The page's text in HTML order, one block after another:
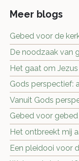
Meer blogs
Gebed voor de
De noodzaak van
Het gaat om Jezus
Gods perspectief:
Vanuit Gods
Gebed voor gebed
Het ontbreekt mij
Een pleidooi voor